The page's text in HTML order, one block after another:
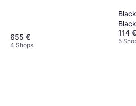
655 €
4 Shops
Black
114 €
5